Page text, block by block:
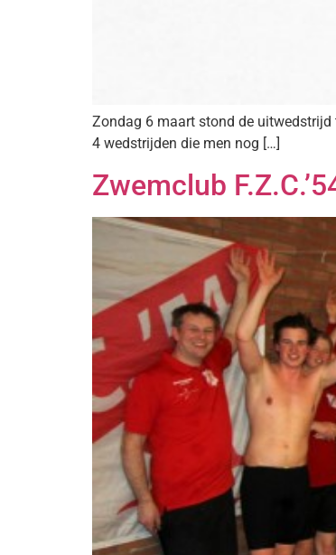
Zondag 6 maart stond de uitwedstrijd
4 wedstrijden die men nog […]
Zwemclub